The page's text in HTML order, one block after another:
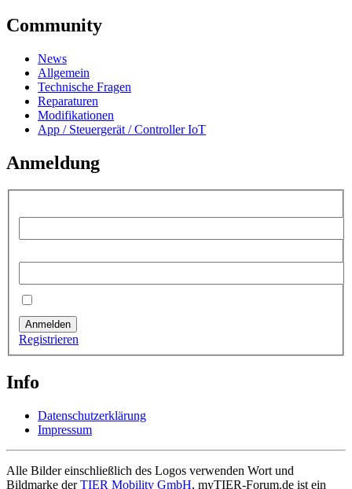
Community
News
Allgemein
Technische Fragen
Reparaturen
Modifikationen
App / Steuergerät / Controller IoT
Anmeldung
Anmelden
Registrieren
Info
Datenschutzerklärung
Impressum
Alle Bilder einschließlich des Logos verwenden Wort und
Bildmarke derTIER Mobility GmbH, myTIER-Forum.de ist ein